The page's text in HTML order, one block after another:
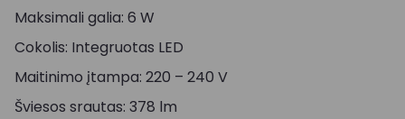
Maksimali galia: 6 W
Cokolis: Integruotas LED
Maitinimo įtampa: 220 – 240 V
Šviesos srautas: 378 lm